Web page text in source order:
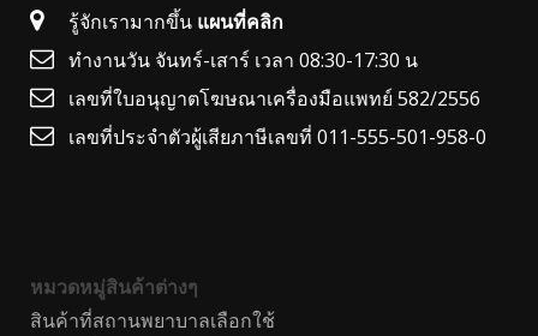
รู้จักเรามากขึ้น แผนที่คลิก
ทำงานวัน จันทร์-เสาร์ เวลา 08:30-17:30 น
เลขที่ใบอนุญาตโฆษณาเครื่องมือแพทย์ 582/2556
เลขที่ประจำตัวผู้เสียภาษีเลขที่ 011-555-501-958-0
หมวดหมู่สินค้าต่างๆ
สินค้าที่สถานพยาบาลเลือกใช้